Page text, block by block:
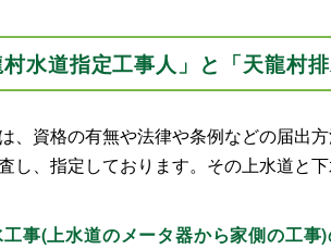
村水道指定工事人」と「天龍村
、資格の有無や法律や条例などの届出
し、指定しております。その上水道と下
事(上水道のメータ器から家側の工事